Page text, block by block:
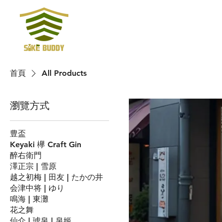
首頁 All Products
瀏覽方式
豊盃
Keyaki 欅 Craft Gin
醉右衛門
澤正宗 | 雪原
越之初梅 | 田友 | たかの井
会津中将 | ゆり
鳴海 | 東灘
花之舞